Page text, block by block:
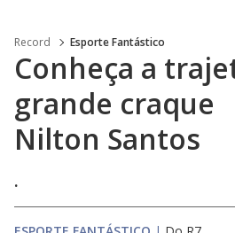
Record Esporte Fantástico
Conheça a
grande craque
Nilton Santos
.